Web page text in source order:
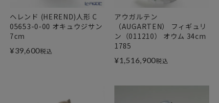
ヘレンド (HEREND)人形 C
05653-0-00 オキュウジサン
7cm
¥39,600税込
アウガルテン
（AUGARTEN） フィギュリ
ン（011210） オウム 34cm
1785
¥1,516,900税込